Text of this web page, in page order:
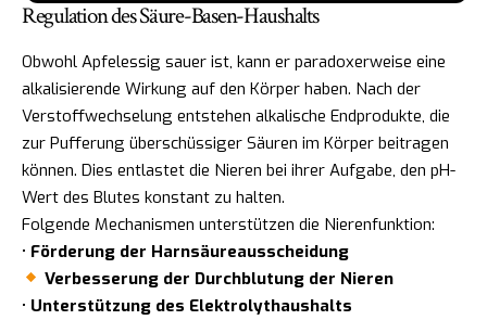
Regulation des Säure-Basen-Haushalts
Obwohl Apfelessig sauer ist, kann er paradoxerweise eine
alkalisierende Wirkung auf den Körper haben. Nach der
Verstoffwechselung entstehen alkalische Endprodukte, die
zur Pufferung überschüssiger Säuren im Körper beitragen
können. Dies entlastet die Nieren bei ihrer Aufgabe, den pH-
Wert des Blutes konstant zu halten.
Folgende Mechanismen unterstützen die Nierenfunktion:
• Förderung der Harnsäureausscheidung
Verbesserung der Durchblutung der Nieren
• Unterstützung des Elektrolythaushalts